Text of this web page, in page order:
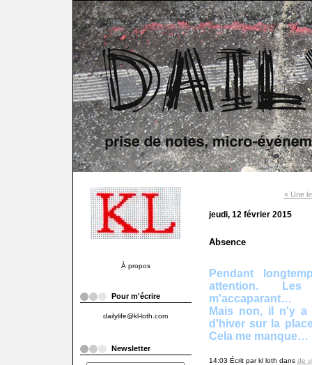
À propos
Pour m'écrire
dailylife@kl-loth.com
Newsletter
« Une
jeudi, 12 février 2015
Absence
Pendant
attention.
m'accaparant…
Mais non, il n'y a
d'hiver sur la
Cela me manque…
14:03 Écrit par kl loth dans de